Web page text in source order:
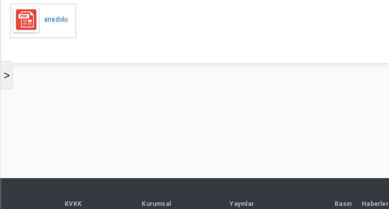
>
anadolu
KVKK Kurumsal Yayınlar Basın Haberler